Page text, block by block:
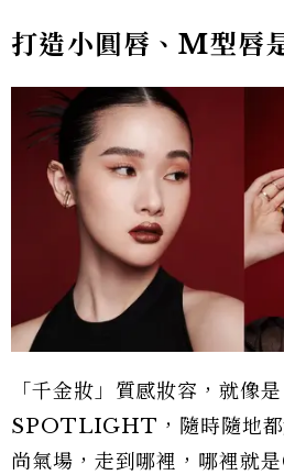
打造小圓唇、M型唇
「千金妝」質感妝容，就像
SPOTLIGHT，隨時隨地都
尚氣場，走到哪裡，哪裡就